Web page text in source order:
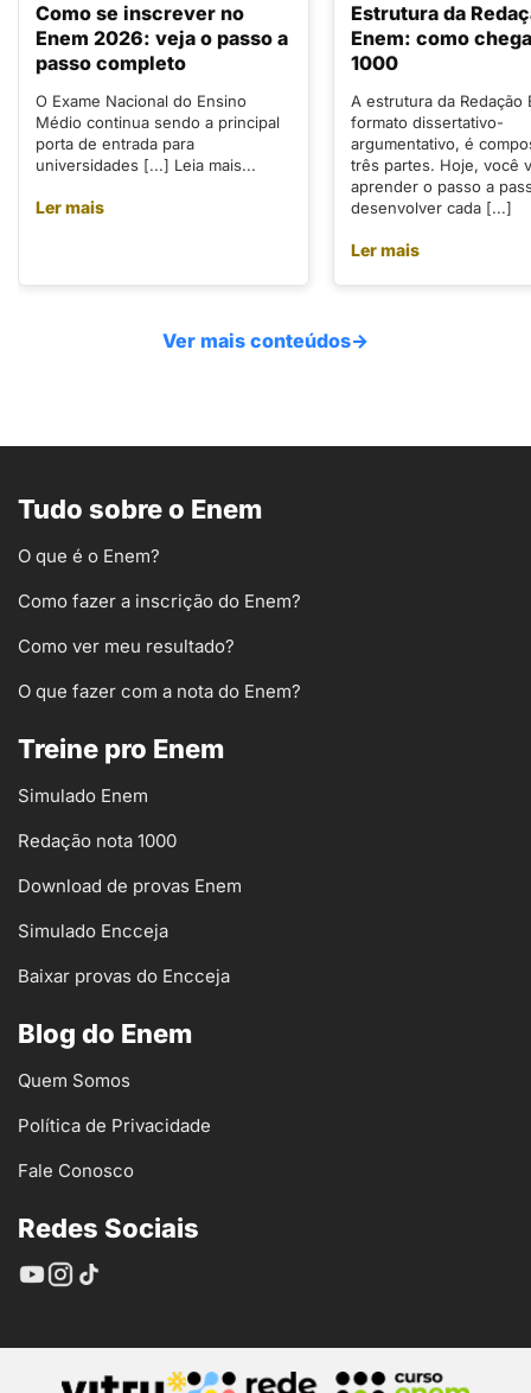
Como se inscrever no
Enem 2026: veja o passo a
passo completo
O Exame Nacional do Ensino
Médio continua sendo a principal
porta de entrada para
universidades [...] Leia mais...
Ler mais
Estrutura da
Enem: como
1000
A estrutura da Redação
formato dissertativo-
argumentativo, é
três partes. Hoje, você
aprender o passo a
desenvolver cada [...]
Ler mais
Ver mais conteúdos→
Tudo sobre o Enem
O que é o Enem?
Como fazer a inscrição do Enem?
Como ver meu resultado?
O que fazer com a nota do Enem?
Treine pro Enem
Simulado Enem
Redação nota 1000
Download de provas Enem
Simulado Encceja
Baixar provas do Encceja
Blog do Enem
Quem Somos
Política de Privacidade
Fale Conosco
Redes Sociais